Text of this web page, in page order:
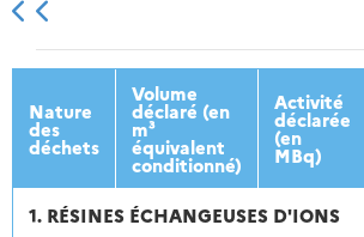
2013 2014
Nature
des
déchets
Volume
déclaré (en
m³
équivalent
conditionné)
Activité
déclarée
(en
MBq)
1. RÉSINES ÉCHANGEUSES D'IONS